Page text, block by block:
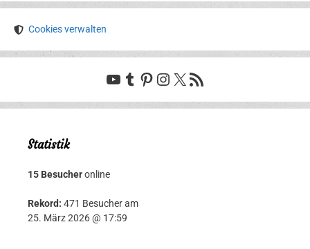
Cookies verwalten
YouTube
Tumblr
Pinterest
Instagram
X RSS-Feed
Statistik
15 Besucheronline
Rekord: 471 Besucher am
25. März 2026 @ 17:59